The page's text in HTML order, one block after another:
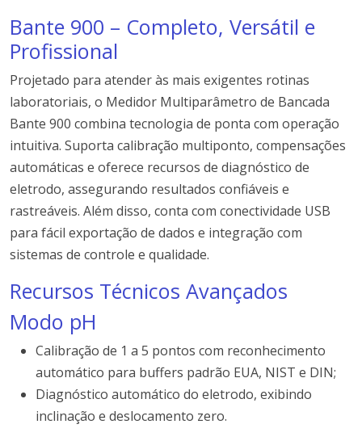
Bante 900 – Completo, Versátil e
Profissional
Projetado para atender às mais exigentes rotinas
laboratoriais, o Medidor Multiparâmetro de Bancada
Bante 900 combina tecnologia de ponta com operação
intuitiva. Suporta calibração multiponto, compensações
automáticas e oferece recursos de diagnóstico de
eletrodo, assegurando resultados confiáveis e
rastreáveis. Além disso, conta com conectividade USB
para fácil exportação de dados e integração com
sistemas de controle e qualidade.
Recursos Técnicos Avançados
Modo pH
Calibração de 1 a 5 pontos com reconhecimento
automático para buffers padrão EUA, NIST e DIN;
Diagnóstico automático do eletrodo, exibindo
inclinação e deslocamento zero.